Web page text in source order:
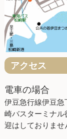
アクセス
電車の場合
伊豆急行線伊豆
崎バスターミナル
迎はしておりませ